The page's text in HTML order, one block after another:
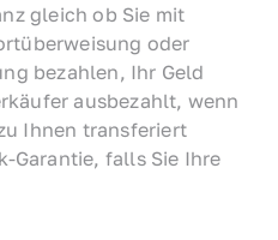
gleich ob Sie mit
oder
bezahlen, Ihr Geld
ausbezahlt, wenn
Ihnen transferiert
Garantie, falls Sie Ihre